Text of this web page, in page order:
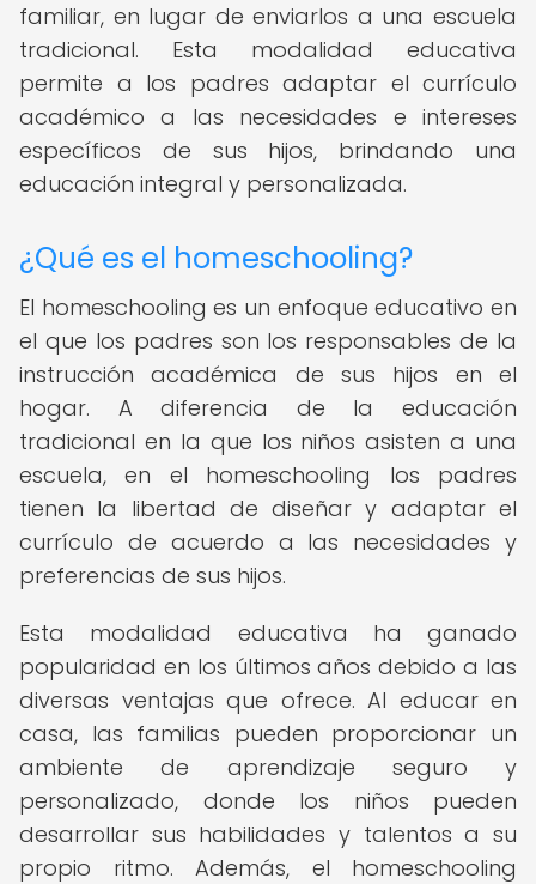
familiar, en lugar de enviarlos a una escuela
tradicional. Esta modalidad educativa
permite a los padres adaptar el currículo
académico a las necesidades e intereses
específicos de sus hijos, brindando una
educación integral y personalizada.
¿Qué es el homeschooling?
El homeschooling es un enfoque educativo en
el que los padres son los responsables de la
instrucción académica de sus hijos en el
hogar. A diferencia de la educación
tradicional en la que los niños asisten a una
escuela, en el homeschooling los padres
tienen la libertad de diseñar y adaptar el
currículo de acuerdo a las necesidades y
preferencias de sus hijos.
Esta modalidad educativa ha ganado
popularidad en los últimos años debido a las
diversas ventajas que ofrece. Al educar en
casa, las familias pueden proporcionar un
ambiente de aprendizaje seguro y
personalizado, donde los niños pueden
desarrollar sus habilidades y talentos a su
propio ritmo. Además, el homeschooling